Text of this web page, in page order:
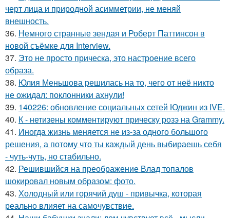
черт лица и природной асимметрии, не меняй
внешность.
36. Немного странные зендая и Роберт Паттинсон в
новой съёмке для Interview.
37. Это не просто прическа, это настроение всего
образа.
38. Юлия Меньшова решилась на то, чего от неё никто
не ожидал: поклонники ахнули!
39. 140226: обновление социальных сетей Юджин из IVE.
40. К - нетизены комментируют прическу розэ на Grammy.
41. Иногда жизнь меняется не из-за одного большого
решения, а потому что ты каждый день выбираешь себя
- чуть-чуть, но стабильно.
42. Решившийся на преображение Влад топалов
шокировал новым образом: фото.
43. Холодный или горячий душ - привычка, которая
реально влияет на самочувствие.